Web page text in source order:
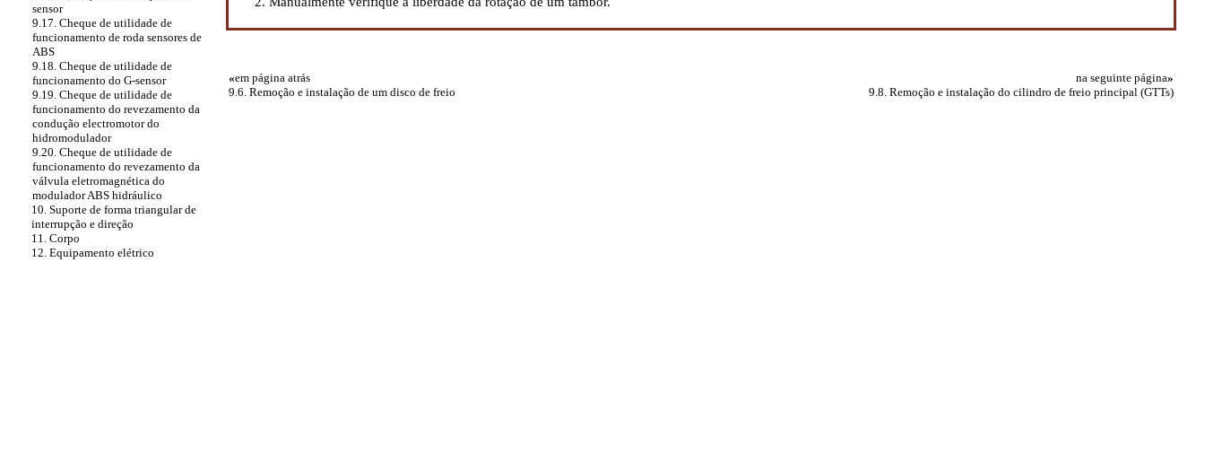
sensor
9.17. Cheque de utilidade de
funcionamento de roda sensores de
ABS
9.18. Cheque de utilidade de
funcionamento do G-sensor
9.19. Cheque de utilidade de
funcionamento do revezamento da
condução electromotor do
hidromodulador
9.20. Cheque de utilidade de
funcionamento do revezamento da
válvula eletromagnética do
modulador ABS hidráulico
10. Suporte de forma triangular de
interrupção e direção
11. Corpo
12. Equipamento elétrico
«em página atrás
9.6. Remoção e instalação de um disco de freio
na seguinte página»
9.8. Remoção e instalação do cilindro de freio principal (GTTs)